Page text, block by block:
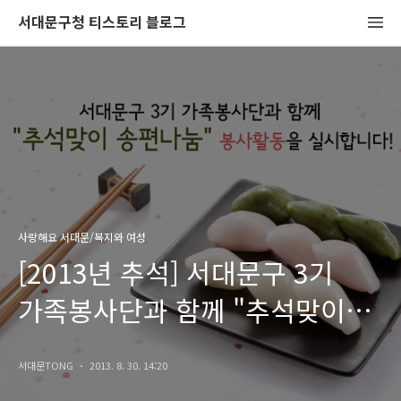
서대문구청 티스토리 블로그
사랑해요 서대문/복지와 여성
[2013년 추석] 서대문구 3기
가족봉사단과 함께 "추석맞이
송편나눔" 봉사활동을
실시합니다!
서대문TONG 2013. 8. 30. 14:20